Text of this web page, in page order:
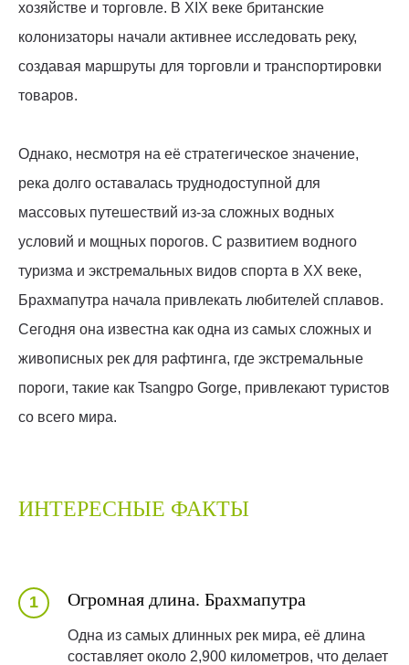
хозяйстве и торговле. В XIX веке британские
колонизаторы начали активнее исследовать реку,
создавая маршруты для торговли и транспортировки
товаров.
Однако, несмотря на её стратегическое значение,
река долго оставалась труднодоступной для
массовых путешествий из-за сложных водных
условий и мощных порогов. С развитием водного
туризма и экстремальных видов спорта в XX веке,
Брахмапутра начала привлекать любителей сплавов.
Сегодня она известна как одна из самых сложных и
живописных рек для рафтинга, где экстремальные
пороги, такие как Tsangpo Gorge, привлекают туристов
со всего мира.
ИНТЕРЕСНЫЕ ФАКТЫ
Огромная длина. Брахмапутра
Одна из самых длинных рек мира, её длина
составляет около 2,900 километров, что делает